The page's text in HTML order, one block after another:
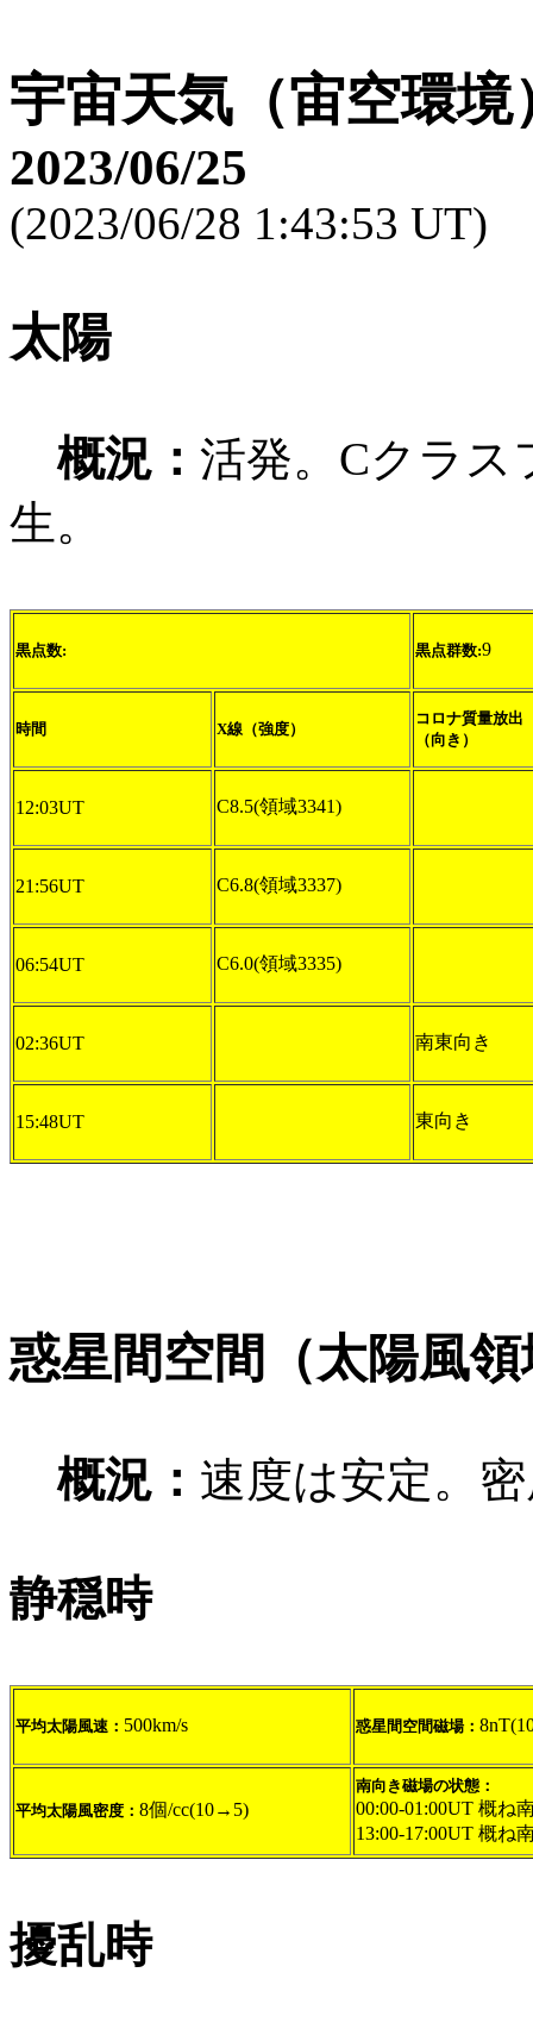
宇宙天気（宙空環境
2023/06/25
(2023/06/28 1:43:53 UT)
太陽
概況： 活発。Cクラス
生。
黒点数: 黒点群数:9
時間 X線（強度）
コロナ質量放出
（向き）
12:03UT C8.5(領域3341)
21:56UT C6.8(領域3337)
06:54UT C6.0(領域3335)
02:36UT 南東向き
15:48UT 東向き
惑星間空間（太陽風
概況： 速度は安定。
静穏時
平均太陽風速： 500km/s 惑星間空間磁場：
平均太陽風密度： 8個/cc(10→5)
南向き磁場の状態：
00:00-01:00UT 概ね
13:00-17:00UT 概ね
擾乱時